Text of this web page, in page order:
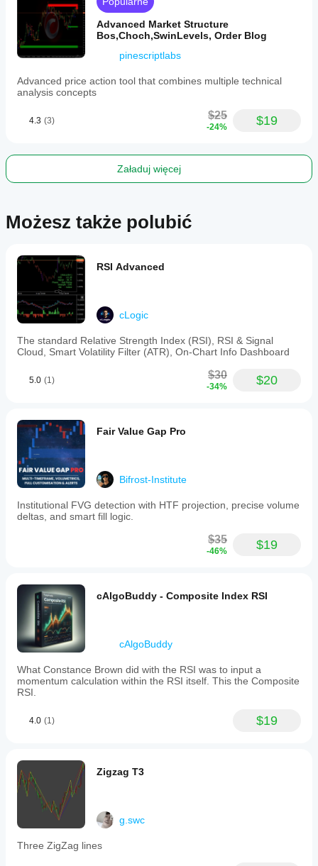
Advanced Market Structure
Bos,Choch,SwinLevels, Order Blog
pinescriptlabs
Advanced price action tool that combines multiple technical
analysis concepts
4.3 (3) $25
-24% $19
Załaduj więcej
Możesz także polubić
RSI Advanced
cLogic
The standard Relative Strength Index (RSI), RSI & Signal
Cloud, Smart Volatility Filter (ATR), On-Chart Info Dashboard
5.0 (1) $30
-34% $20
Fair Value Gap Pro
Bifrost-Institute
Institutional FVG detection with HTF projection, precise volume
deltas, and smart fill logic.
$35
-46% $19
cAlgoBuddy - Composite Index RSI
cAlgoBuddy
What Constance Brown did with the RSI was to input a
momentum calculation within the RSI itself. This the Composite
RSI.
4.0 (1) $19
Zigzag T3
g.swc
Three ZigZag lines